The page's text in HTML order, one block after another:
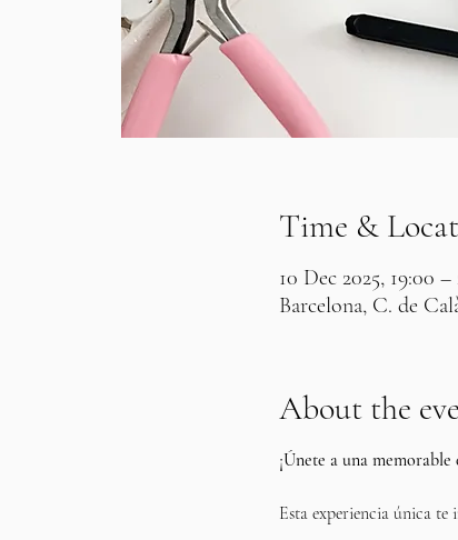
Time &
10 Dec 2025, 19:00 –
Barcelona, C. de
About the
¡Únete a una
Esta experiencia única te